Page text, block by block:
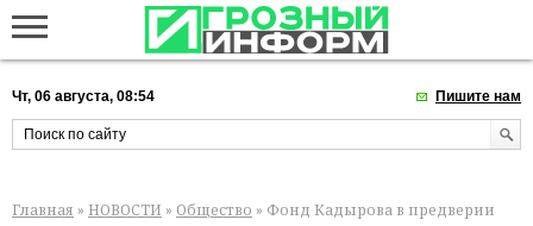
Чт, 06 августа, 08:54 Пишите нам
Главная » НОВОСТИ » Общество » Фонд Кадырова в предверии